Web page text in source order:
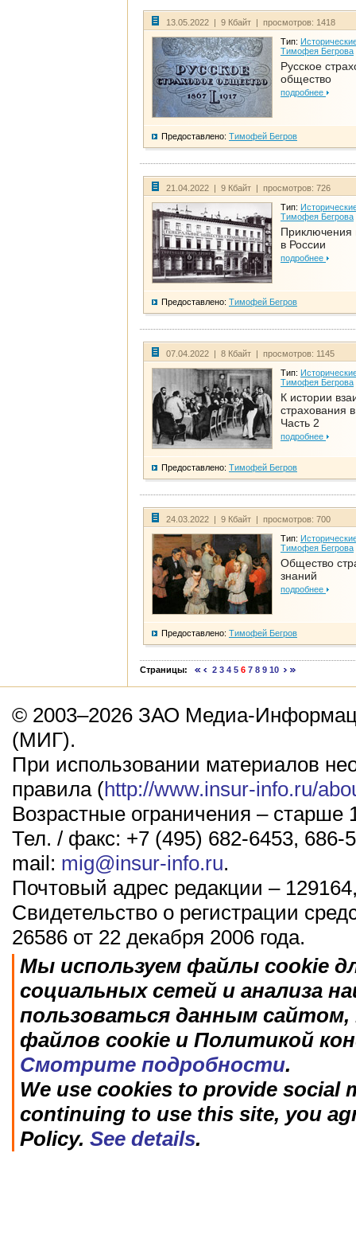
13.05.2022 | 9 Кбайт | просмотров: 1418
Тип:
Тимофея Бегрова
Русское
общество
подробнее
Предоставлено: Тимофей Бегров
21.04.2022 | 9 Кбайт | просмотров: 726
Тип:
Тимофея Бегрова
Приключения
в России
подробнее
Предоставлено: Тимофей Бегров
07.04.2022 | 8 Кбайт | просмотров: 1145
Тип:
Тимофея Бегрова
К истории
страхования
Часть 2
подробнее
Предоставлено: Тимофей Бегров
24.03.2022 | 9 Кбайт | просмотров: 700
Тип:
Тимофея Бегрова
Общество
знаний
подробнее
Предоставлено: Тимофей Бегров
Страницы: 2 3 4 5 6 7 8 9 10
© 2003–2026 ЗАО Медиа-
(МИГ).
При использовании материалов
правила (http://www.insur-info.ru/
Возрастные ограничения – старше
Тел. / факс: +7 (495) 682-6453, 686-
mail: mig@insur-info.ru.
Почтовый адрес редакции –
Свидетельство о регистрации
26586 от 22 декабря 2006 года.
Мы используем файлы cookie
социальных сетей и анализа
пользоваться данным
файлов cookie и Политикой
Смотрите подробности.
We use cookies to provide social
continuing to use this site, you
Policy. See details.